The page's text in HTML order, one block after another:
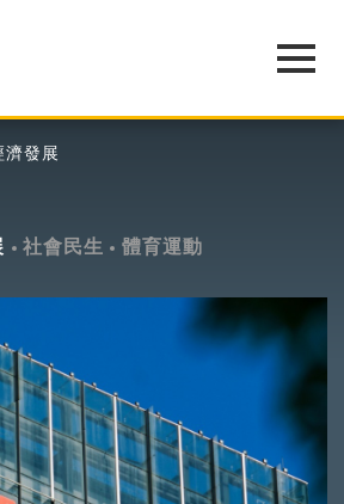
濟發展
社會民生 體育運動